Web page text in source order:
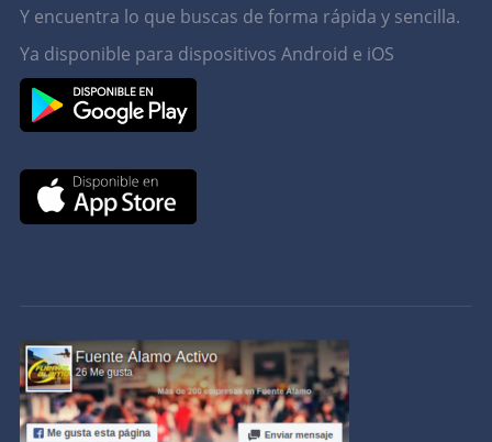
Y encuentra lo que buscas de forma rápida y sencilla.
Ya disponible para dispositivos Android e iOS